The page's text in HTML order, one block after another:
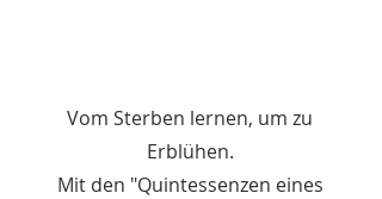
Vom Sterben lernen, um zu
Erblühen.
Mit den "Quintessenzen eines